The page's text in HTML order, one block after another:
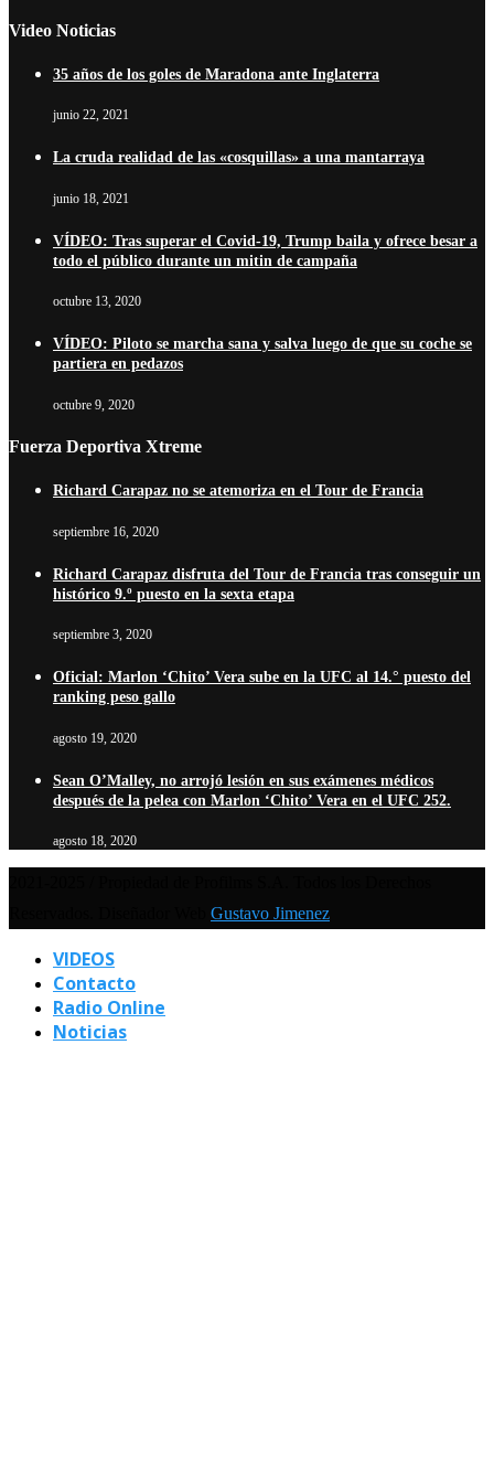
Video Noticias
35 años de los goles de Maradona ante Inglaterra
junio 22, 2021
La cruda realidad de las «cosquillas» a una mantarraya
junio 18, 2021
VÍDEO: Tras superar el Covid-19, Trump baila y ofrece besar a
todo el público durante un mitin de campaña
octubre 13, 2020
VÍDEO: Piloto se marcha sana y salva luego de que su coche se
partiera en pedazos
octubre 9, 2020
Fuerza Deportiva Xtreme
Richard Carapaz no se atemoriza en el Tour de Francia
septiembre 16, 2020
Richard Carapaz disfruta del Tour de Francia tras conseguir un
histórico 9.º puesto en la sexta etapa
septiembre 3, 2020
Oficial: Marlon ‘Chito’ Vera sube en la UFC al 14.° puesto del
ranking peso gallo
agosto 19, 2020
Sean O’Malley, no arrojó lesión en sus exámenes médicos
después de la pelea con Marlon ‘Chito’ Vera en el UFC 252.
agosto 18, 2020
Gustavo Jimenez
VIDEOS
Contacto
Radio Online
Noticias